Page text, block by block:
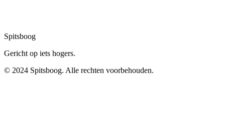
Spitsboog
Gericht op iets hogers.
© 2024 Spitsboog. Alle rechten voorbehouden.